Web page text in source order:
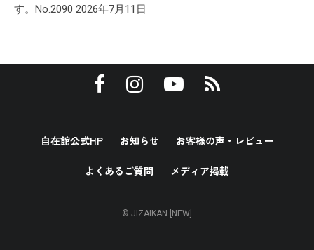
す。No.2090 2026年7月11日
自在館公式HP お知らせ お客様の声・レビュー
よくあるご質問 メディア掲載
© JIZAIKAN [NEW]